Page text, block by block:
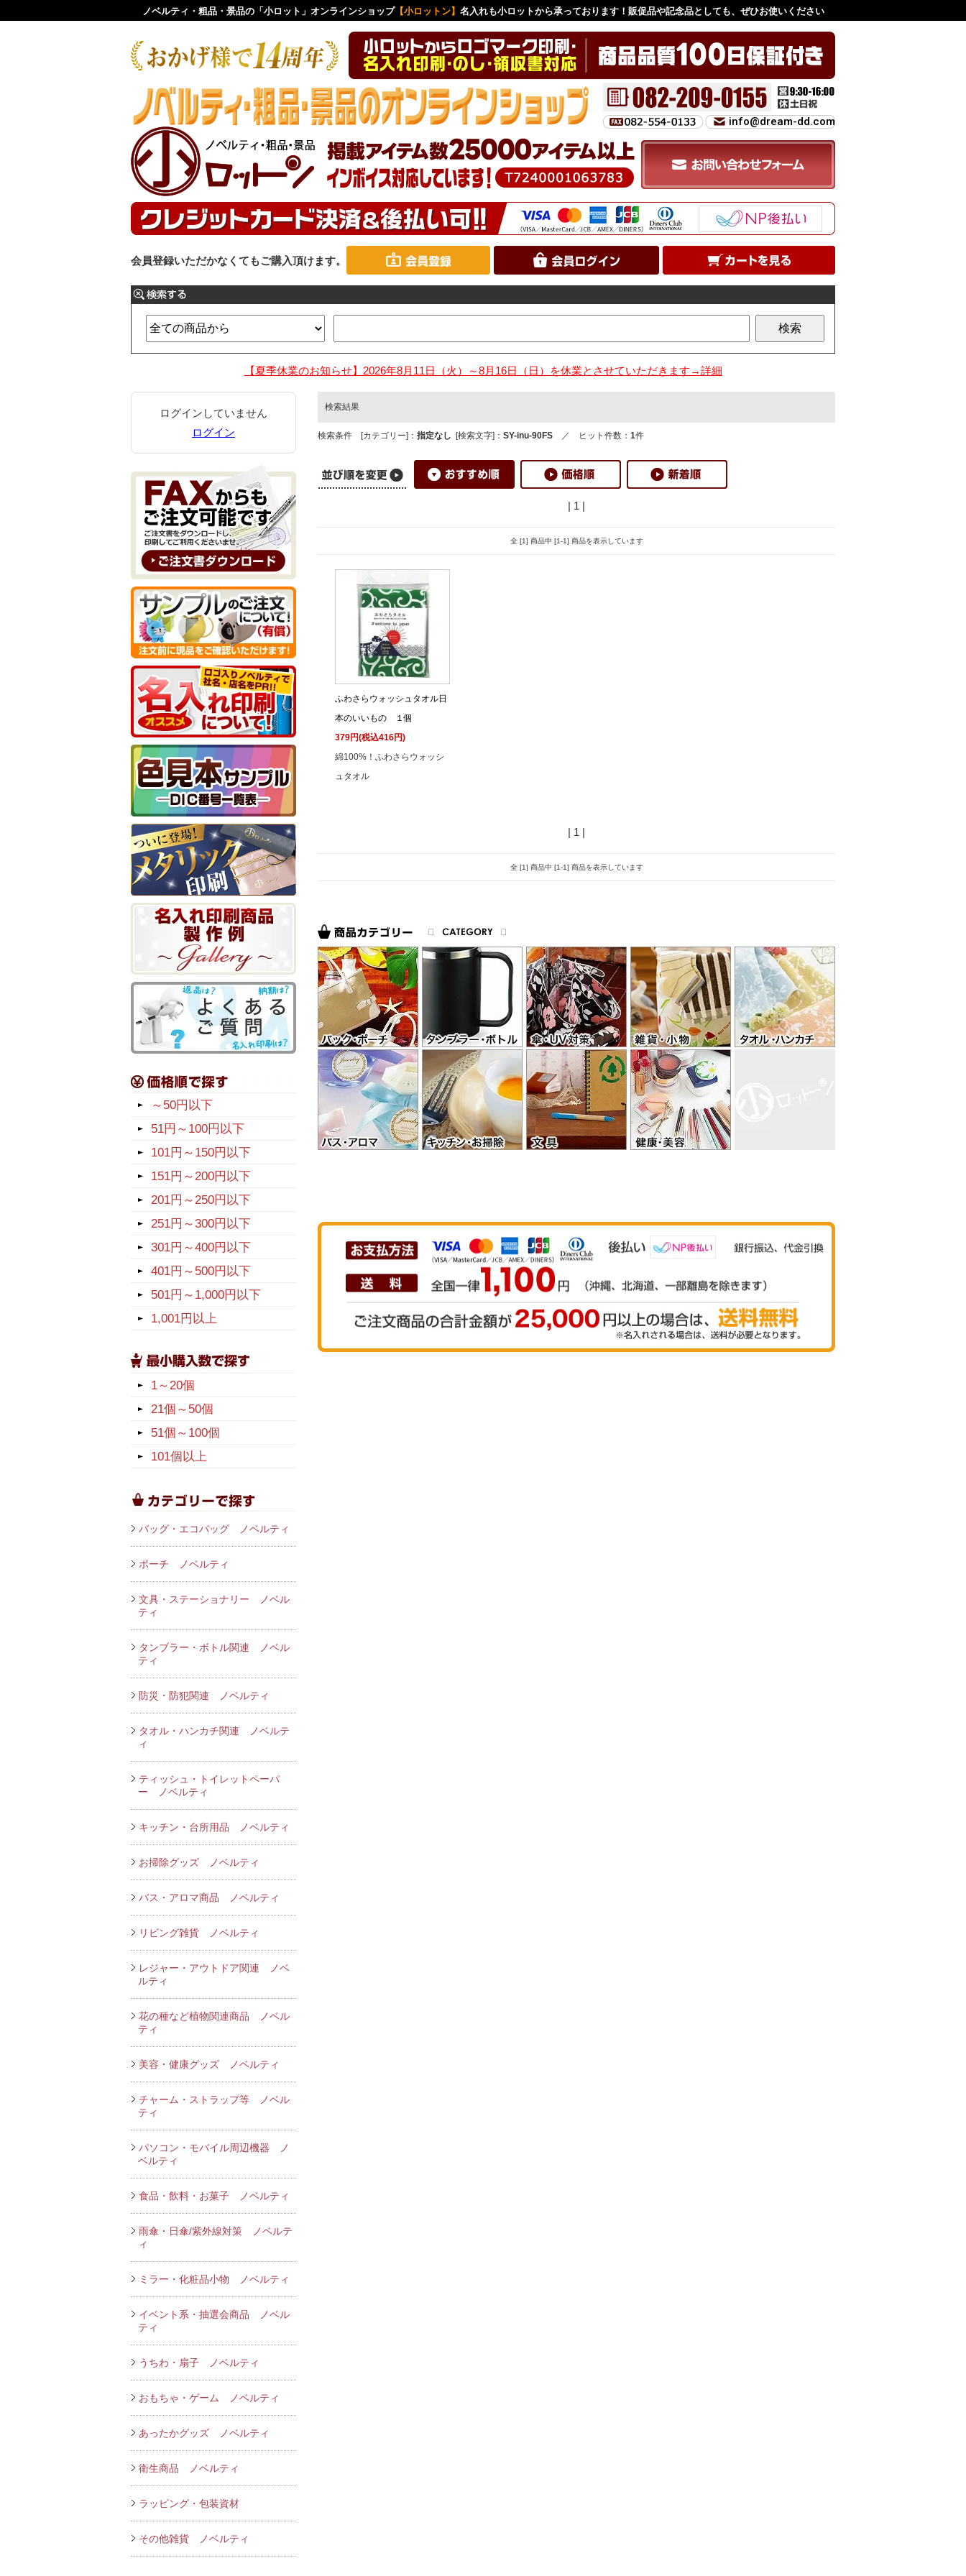
ノベルティ・粗品・景品の「小ロット」オンラインショップ【小ロットン】 名入れも小ロットから承っております！販促品や記念品としても、ぜひお使いください
info@dream-dd.com
会員登録いただかなくてもご購入頂けます。
【夏季休業のお知らせ】2026年8月11日（火）～8月16日（日）を休業とさせていただきます→詳細
ログインしていません
ログイン
～50円以下
51円～100円以下
101円～150円以下
151円～200円以下
201円～250円以下
251円～300円以下
301円～400円以下
401円～500円以下
501円～1,000円以下
1,001円以上
1～20個
21個～50個
51個～100個
101個以上
バッグ・エコバッグ ノベルティ
ポーチ ノベルティ
文具・ステーショナリー ノベル
ティ
タンブラー・ボトル関連 ノベル
ティ
防災・防犯関連 ノベルティ
タオル・ハンカチ関連 ノベルテ
ィ
ティッシュ・トイレットペーパ
ー ノベルティ
キッチン・台所用品 ノベルティ
お掃除グッズ ノベルティ
バス・アロマ商品 ノベルティ
リビング雑貨 ノベルティ
レジャー・アウトドア関連 ノベ
ルティ
花の種など植物関連商品 ノベル
ティ
美容・健康グッズ ノベルティ
チャーム・ストラップ等 ノベル
ティ
パソコン・モバイル周辺機器 ノ
ベルティ
食品・飲料・お菓子 ノベルティ
雨傘・日傘/紫外線対策 ノベルテ
ィ
ミラー・化粧品小物 ノベルティ
イベント系・抽選会商品 ノベル
ティ
うちわ・扇子 ノベルティ
おもちゃ・ゲーム ノベルティ
あったかグッズ ノベルティ
衛生商品 ノベルティ
ラッピング・包装資材
その他雑貨 ノベルティ
検索結果
検索条件 [カテゴリー]： 指定なし [検索文字]： SY-inu-90FS ／ ヒット件数： 1件
| 1 |
全 [1] 商品中 [1-1] 商品を表示しています
ふわさらウォッシュタオル日
本のいいもの １個
379円(税込416円)
綿100%！ふわさらウォッシ
ュタオル
| 1 |
全 [1] 商品中 [1-1] 商品を表示しています